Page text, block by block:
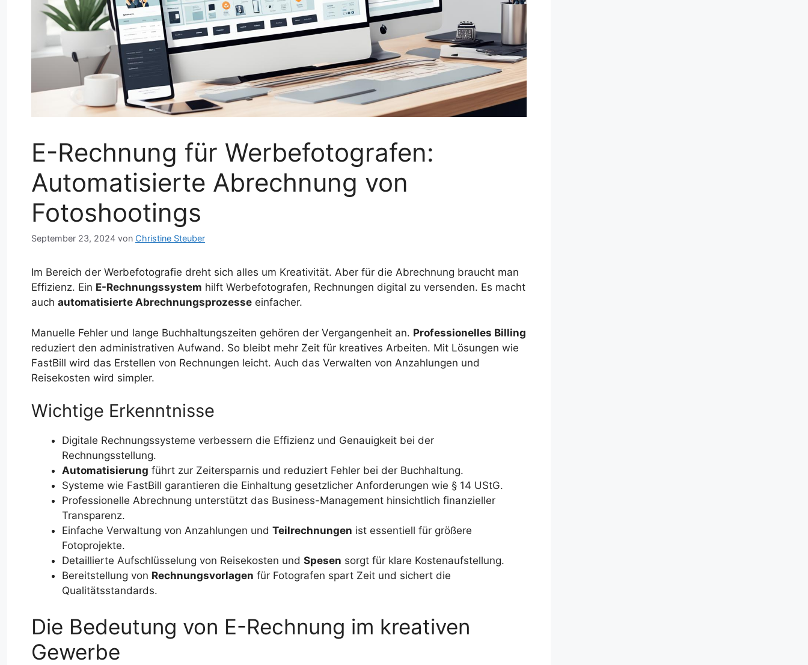
E-Rechnung für Werbefotografen:
Automatisierte Abrechnung von
Fotoshootings
September 23, 2024 von Christine Steuber
Im Bereich der Werbefotografie dreht sich alles um Kreativität. Aber für die Abrechnung braucht man
Effizienz. Ein E-Rechnungssystem hilft Werbefotografen, Rechnungen digital zu versenden. Es macht
auch automatisierte Abrechnungsprozesse einfacher.
Manuelle Fehler und lange Buchhaltungszeiten gehören der Vergangenheit an. Professionelles Billing
reduziert den administrativen Aufwand. So bleibt mehr Zeit für kreatives Arbeiten. Mit Lösungen wie
FastBill wird das Erstellen von Rechnungen leicht. Auch das Verwalten von Anzahlungen und
Reisekosten wird simpler.
Wichtige Erkenntnisse
Digitale Rechnungssysteme verbessern die Effizienz und Genauigkeit bei der
Rechnungsstellung.
Automatisierung führt zur Zeitersparnis und reduziert Fehler bei der Buchhaltung.
Systeme wie FastBill garantieren die Einhaltung gesetzlicher Anforderungen wie § 14 UStG.
Professionelle Abrechnung unterstützt das Business-Management hinsichtlich finanzieller
Transparenz.
Einfache Verwaltung von Anzahlungen und Teilrechnungen ist essentiell für größere
Fotoprojekte.
Detaillierte Aufschlüsselung von Reisekosten und Spesen sorgt für klare Kostenaufstellung.
Bereitstellung von Rechnungsvorlagen für Fotografen spart Zeit und sichert die
Qualitätsstandards.
Die Bedeutung von E-Rechnung im kreativen
Gewerbe